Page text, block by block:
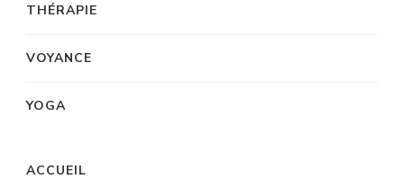
THÉRAPIE
VOYANCE
YOGA
ACCUEIL